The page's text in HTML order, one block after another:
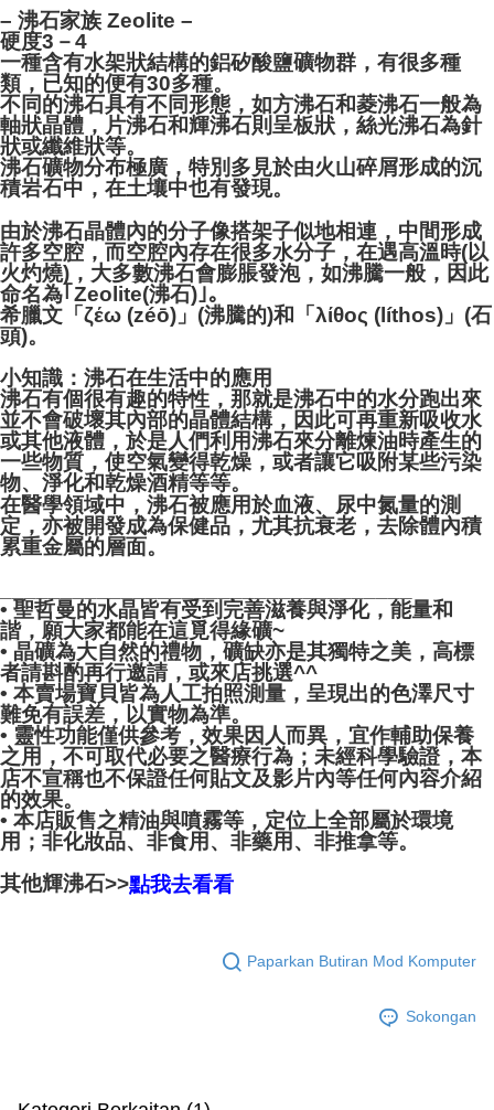
– 沸石家族 Zeolite –
硬度3－4
一種含有水架狀結構的鋁矽酸鹽礦物群，有很多種
類，已知的便有30多種。
不同的沸石具有不同形態，如方沸石和菱沸石一般為
軸狀晶體，片沸石和輝沸石則呈板狀，絲光沸石為針
狀或纖維狀等。
沸石礦物分布極廣，特別多見於由火山碎屑形成的沉
積岩石中，在土壤中也有發現。
由於沸石晶體內的分子像搭架子似地相連，中間形成
許多空腔，而空腔內存在很多水分子，在遇高溫時(以
火灼燒)，大多數沸石會膨脹發泡，如沸騰一般，因此
命名為｢Zeolite(沸石)｣。
希臘文「ζέω (zéō)」(沸騰的)和「λίθος (líthos)」(石
頭)。
小知識：沸石在生活中的應用
沸石有個很有趣的特性，那就是沸石中的水分跑出來
並不會破壞其內部的晶體結構，因此可再重新吸收水
或其他液體，於是人們利用沸石來分離煉油時產生的
一些物質，使空氣變得乾燥，或者讓它吸附某些污染
物、淨化和乾燥酒精等等。
在醫學領域中，沸石被應用於血液、尿中氮量的測
定，亦被開發成為保健品，尤其抗衰老，去除體內積
累重金屬的層面。
• 聖哲曼的水晶皆有受到完善滋養與淨化，能量和
諧，願大家都能在這覓得緣礦~
• 晶礦為大自然的禮物，礦缺亦是其獨特之美，高標
者請斟酌再行邀請，或來店挑選^^
• 本賣場寶貝皆為人工拍照測量，呈現出的色澤尺寸
難免有誤差，以實物為準。
• 靈性功能僅供參考，效果因人而異，宜作輔助保養
之用，不可取代必要之醫療行為；未經科學驗證，本
店不宣稱也不保證任何貼文及影片內等任何內容介紹
的效果。
• 本店販售之精油與噴霧等，定位上全部屬於環境
用；非化妝品、非食用、非藥用、非推拿等。
其他輝沸石>>點我去看看
Paparkan Butiran Mod Komputer
Sokongan